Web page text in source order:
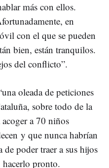
más con ellos.
en
con el que se pueden
bien, están tranquilos.
del conflicto”.
oleada de peticiones
sobre todo de la
a 70 niños
y que nunca habrían
poder traer a sus hijos
hacerlo pronto.